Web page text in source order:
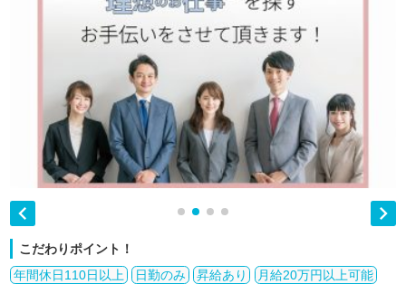
 
こだわりポイント！
年間休日110日以上
日勤のみ 昇給あり
月給20万円以上可能